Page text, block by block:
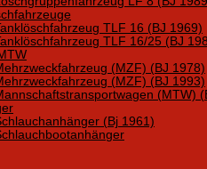
TLF 16 (BJ 1969)
TLF 16/25 (BJ
(MZF) (BJ 1978)
(MZF) (BJ 1993)
(MTW)
(Bj 1961)